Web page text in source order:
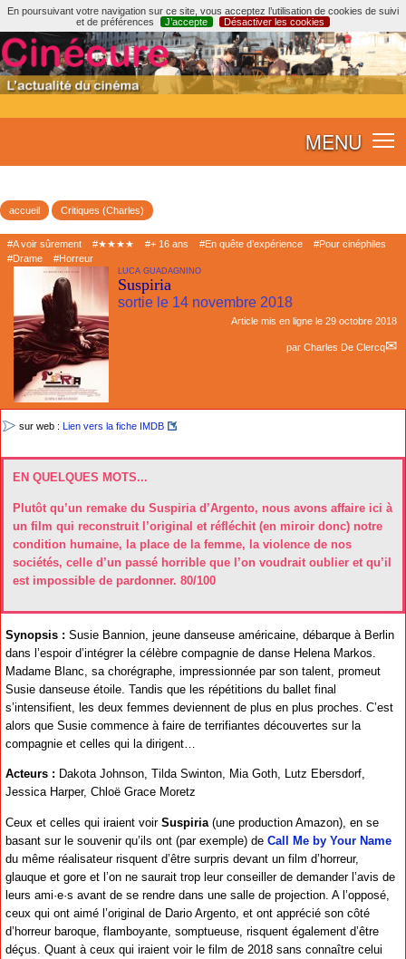
En poursuivant votre navigation sur ce site, vous acceptez l’utilisation de cookies de suivi
et de préférences
J’accepte Désactiver les cookies
MENU
accueil Critiques (Charles)
#A voir sûrement #★★★★ #+ 16 ans #En quête d’expérience
#Pour cinéphiles
#Drame
#Horreur
LUCA GUADAGNINO
Suspiria
sortie le 14 novembre 2018
Article mis en ligne le 29 octobre 2018
par Charles De Clercq
EN QUELQUES MOTS...
Plutôt qu’un remake du Suspiria d’Argento, nous avons affaire ici à
un film qui reconstruit l’original et réfléchit (en miroir donc) notre
condition humaine, la place de la femme, la violence de nos
sociétés, celle d’un passé horrible que l’on voudrait oublier et qu’il
est impossible de pardonner. 80/100
sur web : Lien vers la fiche IMDB
Synopsis : Susie Bannion, jeune danseuse américaine, débarque à Berlin
dans l’espoir d’intégrer la célèbre compagnie de danse Helena Markos.
Madame Blanc, sa chorégraphe, impressionnée par son talent, promeut
Susie danseuse étoile. Tandis que les répétitions du ballet final
s’intensifient, les deux femmes deviennent de plus en plus proches. C’est
alors que Susie commence à faire de terrifiantes découvertes sur la
compagnie et celles qui la dirigent…
Acteurs : Dakota Johnson, Tilda Swinton, Mia Goth, Lutz Ebersdorf,
Jessica Harper, Chloë Grace Moretz
Ceux et celles qui iraient voir Suspiria (une production Amazon), en se
basant sur le souvenir qu’ils ont (par exemple) de Call Me by Your Name
du même réalisateur risquent d’être surpris devant un film d’horreur,
glauque et gore et l’on ne saurait trop leur conseiller de demander l’avis de
leurs ami·e·s avant de se rendre dans une salle de projection. A l’opposé,
ceux qui ont aimé l’original de Dario Argento, et ont apprécié son côté
d’horreur baroque, flamboyante, somptueuse, risquent également d’être
déçus. Quant à ceux qui iraient voir le film de 2018 sans connaître celui